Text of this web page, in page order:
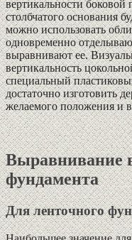
вертикальности боковой
столбчатого основания
можно использовать
одновременно
выравнивают ее.
вертикальность
специальный
достаточно изготовить
желаемого положения и
Выравнивание
фундамента
Для ленточного